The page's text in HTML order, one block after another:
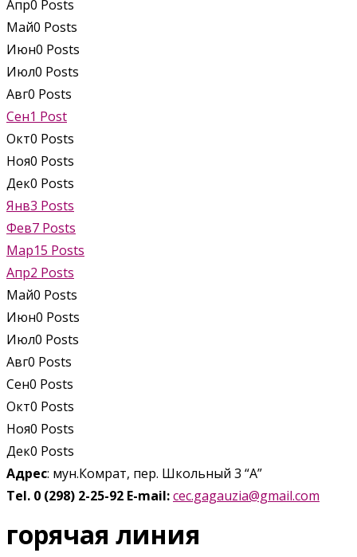
Апр0 Posts
Май0 Posts
Июн0 Posts
Июл0 Posts
Авг0 Posts
Сен1 Post
Окт0 Posts
Ноя0 Posts
Дек0 Posts
Янв3 Posts
Фев7 Posts
Мар15 Posts
Апр2 Posts
Май0 Posts
Июн0 Posts
Июл0 Posts
Авг0 Posts
Сен0 Posts
Окт0 Posts
Ноя0 Posts
Дек0 Posts
Адрес: мун.Комрат, пер. Школьный 3 “А”
Tel. 0 (298) 2-25-92 E-mail:cec.gagauzia@gmail.com
горячая линия